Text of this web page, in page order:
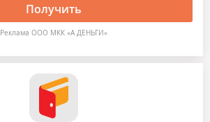
Получить
Реклама ООО МКК «А ДЕНЬГИ»